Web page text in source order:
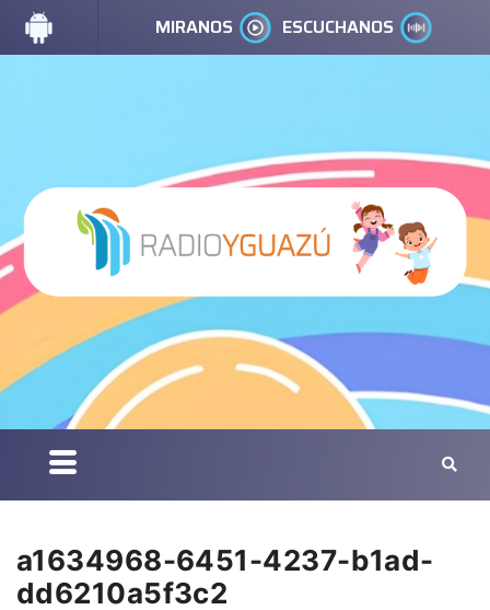
MIRANOS ESCUCHANOS
a1634968-6451-4237-b1ad-
dd6210a5f3c2